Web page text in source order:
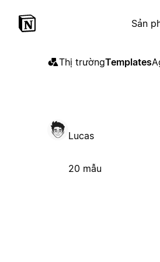
Sản
Thị trườngTemplates
Lucas
20 mẫu